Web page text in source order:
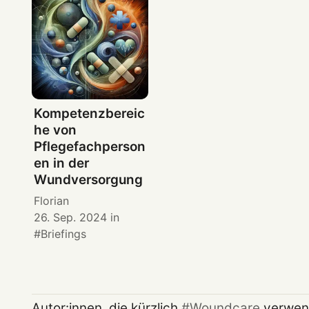
Kompetenzbereic
he von
Pflegefachperson
en in der
Wundversorgung
Florian
26. Sep. 2024in
Briefings